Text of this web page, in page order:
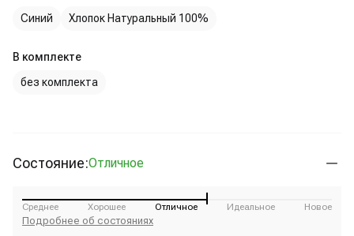
Синий
Хлопок Натуральный 100%
В комплекте
без комплекта
Состояние:Отличное
Среднее Хорошее Отличное Идеальное Новое
Подробнее об состояниях